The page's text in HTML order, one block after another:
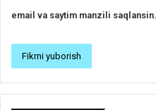
email va saytim manzili saqlansin.